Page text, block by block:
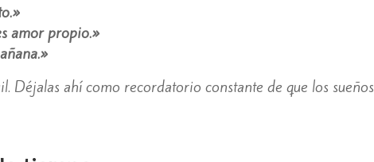
amor propio.»
Déjalas ahí como recordatorio constante de que los sueños